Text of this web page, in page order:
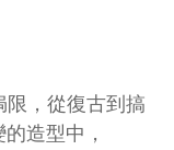
限，從復古到搞
造型中，